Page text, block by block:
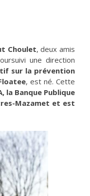
Choulet, deux amis
une direction
sur la prévention
, est né. Cette
la Banque Publique
Mazamet et est